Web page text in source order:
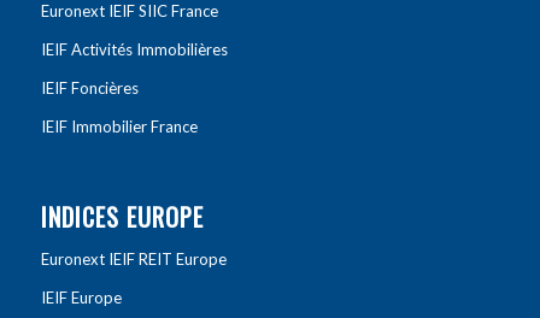
Euronext IEIF SIIC France
IEIF Activités Immobilières
IEIF Foncières
IEIF Immobilier France
INDICES EUROPE
Euronext IEIF REIT Europe
IEIF Europe